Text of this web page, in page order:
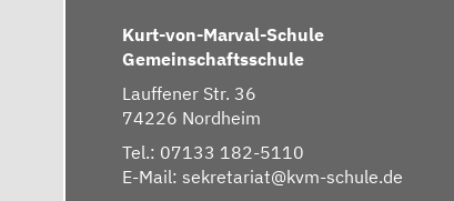
Kurt-von-Marval-Schule
Gemeinschaftsschule
Lauffener Str. 36
74226 Nordheim
Tel.: 07133 182-5110
E-Mail: sekretariat@kvm-schule.de